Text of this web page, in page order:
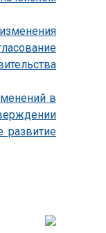
в
развитие